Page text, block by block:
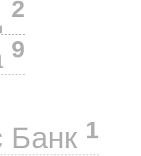
2
9
Банк 1